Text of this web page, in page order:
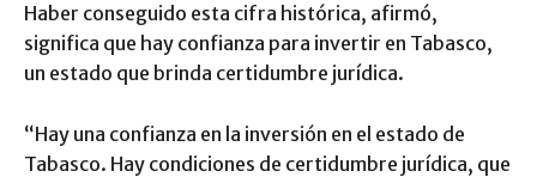
Haber conseguido esta cifra histórica, afirmó,
significa que hay confianza para invertir en Tabasco,
un estado que brinda certidumbre jurídica.
“Hay una confianza en la inversión en el estado de
Tabasco. Hay condiciones de certidumbre jurídica, que